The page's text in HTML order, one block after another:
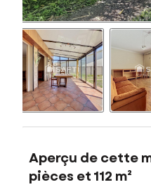
Aperçu de cette
pièces et 112 m²